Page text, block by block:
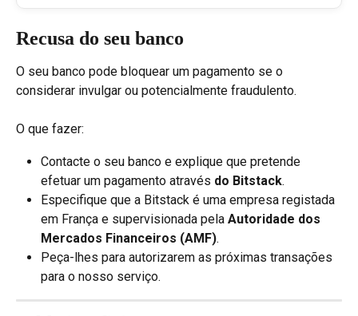
Recusa do seu banco
O seu banco pode bloquear um pagamento se o
considerar invulgar ou potencialmente fraudulento.
O que fazer:
Contacte o seu banco e explique que pretende
efetuar um pagamento através do Bitstack.
Especifique que a Bitstack é uma empresa registada
em França e supervisionada pela Autoridade dos
Mercados Financeiros (AMF).
Peça-lhes para autorizarem as próximas transações
para o nosso serviço.